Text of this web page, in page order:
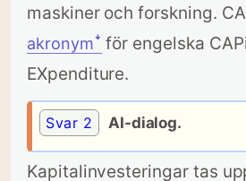
maskiner och forskning.
akronymꜜ för engelska
EXpenditure.
Svar 2 AI-dialog.
Kapitalinvesteringar tas